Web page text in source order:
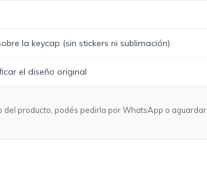
la keycap (sin stickers ni sublimación)
el diseño original
del producto, podés pedirla por WhatsApp o aguardar